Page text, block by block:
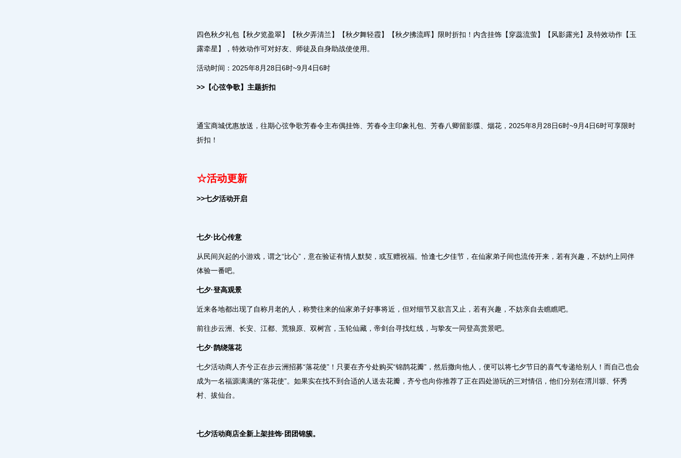
四色秋夕礼包【秋夕览盈翠】【秋夕弄清兰】【秋夕舞轻霞】【秋夕拂流晖】限时折扣！内含挂饰【穿蕊流萤】【风影露光】及特效动作【玉
露牵星】，特效动作可对好友、师徒及自身助战使使用。
活动时间：2025年8月28日6时~9月4日6时
>>【心弦争歌】主题折扣
通宝商城优惠放送，往期心弦争歌芳春令主布偶挂饰、芳春令主印象礼包、芳春八卿留影牒、烟花，2025年8月28日6时~9月4日6时可享限时
折扣！
☆活动更新
>>七夕活动开启
七夕·比心传意
从民间兴起的小游戏，谓之“比心”，意在验证有情人默契，或互赠祝福。恰逢七夕佳节，在仙家弟子间也流传开来，若有兴趣，不妨约上同伴
体验一番吧。
七夕·登高观景
近来各地都出现了自称月老的人，称赞往来的仙家弟子好事将近，但对细节又欲言又止，若有兴趣，不妨亲自去瞧瞧吧。
前往步云洲、长安、江都、荒狼原、双树宫，玉轮仙藏，帝剑台寻找红线，与挚友一同登高赏景吧。
七夕·鹊绕落花
七夕活动商人齐兮正在步云洲招募“落花使”！只要在齐兮处购买“锦鹊花瓣”，然后撒向他人，便可以将七夕节日的喜气专递给别人！而自己也会
成为一名福源满满的“落花使”。如果实在找不到合适的人送去花瓣，齐兮也向你推荐了正在四处游玩的三对情侣，他们分别在渭川塬、怀秀
村、拔仙台。
七夕活动商店全新上架挂饰·团团锦簇。